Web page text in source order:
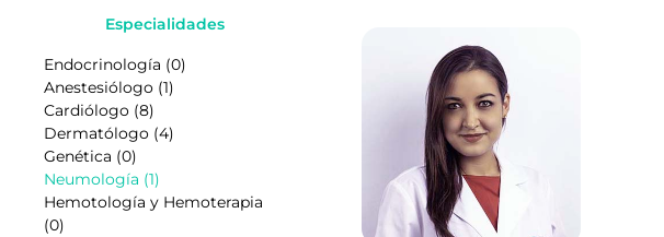
Especialidades
Endocrinología (0)
Anestesiólogo (1)
Cardiólogo (8)
Dermatólogo (4)
Genética (0)
Neumología (1)
Hemotología y Hemoterapia
(0)